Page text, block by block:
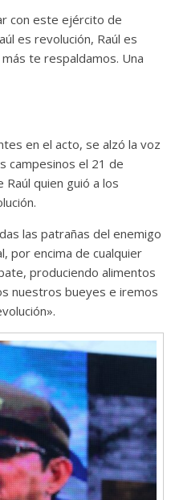
con este ejército de
es revolución, Raúl es
te respaldamos. Una
en el acto, se alzó la voz
campesinos el 21 de
quien guió a los
las patrañas del enemigo
por encima de cualquier
produciendo alimentos
nuestros bueyes e iremos